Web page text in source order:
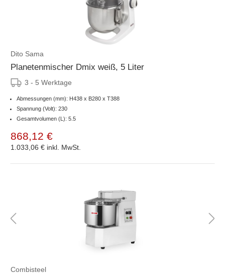
Dito Sama
Planetenmischer Dmix weiß, 5 Liter
3 - 5 Werktage
Abmessungen (mm): H438 x B280 x T388
Spannung (Volt): 230
Gesamtvolumen (L): 5.5
868,12 €
1.033,06 € inkl. MwSt.
Combisteel